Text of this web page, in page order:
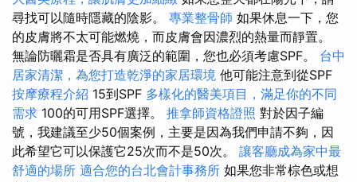
尋找可以隨時隱藏的陰影。 專業整骨師 如果休息一下，您
的皮膚將不太可能燃燒，而皮膚會因濃烈的熱量而靜置。
無論防曬霜是否具有廣泛的範圍，您也必須考慮SPF。 台中
居家清潔，為您打造乾淨的家居環境 他可能注意到從SPF
按摩療程介紹 15到SPF 多樣化的醫美項目，滿足你的不同
需求 100的可用SPF選擇。 推拿師資格證照 對於因子編
號，我建議至少50個案例，主要是因為我們申請不夠，因
此希望它可以保護它25次而不是50次。 讓客廳成為家中最
舒適的場所 適合您的台北會計事務所 如果您非常棕色或想